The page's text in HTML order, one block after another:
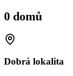
0 domů
Dobrá lokalita